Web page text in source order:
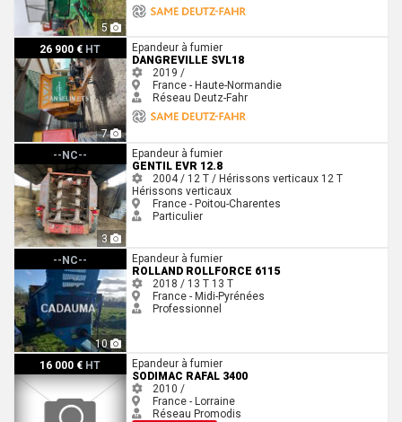
5
26 900 € HT
7
Dangreville SVL18
Epandeur à fumier
DANGREVILLE SVL18
2019 /
France - Haute-Normandie
Réseau Deutz-Fahr
--NC--
3
gentil Evr 12.8
Epandeur à fumier
GENTIL EVR 12.8
2004 / 12 T / Hérissons verticaux 12 T
Hérissons verticaux
France - Poitou-Charentes
Particulier
--NC--
10
Rolland Rollforce 6115
Epandeur à fumier
ROLLAND ROLLFORCE 6115
2018 / 13 T 13 T
France - Midi-Pyrénées
Professionnel
16 000 € HT
Sodimac RAFAL 3400
Epandeur à fumier
SODIMAC RAFAL 3400
2010 /
France - Lorraine
Réseau Promodis